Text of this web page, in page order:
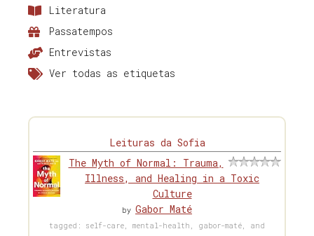
Literatura
Passatempos
Entrevistas
Ver todas as etiquetas
Leituras da Sofia
The Myth of Normal: Trauma,
Illness, and Healing in a Toxic
Culture
by Gabor Maté
tagged: self-care, mental-health, gabor-maté, and